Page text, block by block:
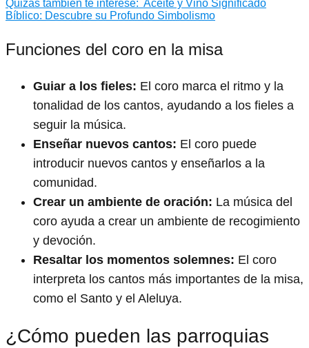
Quizás también te interese: Aceite y Vino Significado
Bíblico: Descubre su Profundo Simbolismo
Funciones del coro en la misa
Guiar a los fieles: El coro marca el ritmo y la
tonalidad de los cantos, ayudando a los fieles a
seguir la música.
Enseñar nuevos cantos: El coro puede
introducir nuevos cantos y enseñarlos a la
comunidad.
Crear un ambiente de oración: La música del
coro ayuda a crear un ambiente de recogimiento
y devoción.
Resaltar los momentos solemnes: El coro
interpreta los cantos más importantes de la misa,
como el Santo y el Aleluya.
¿Cómo pueden las parroquias